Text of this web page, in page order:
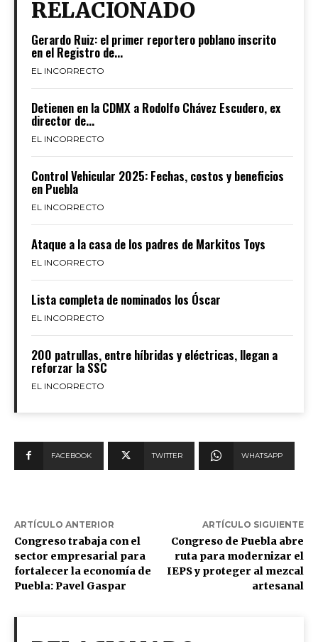
RELACIONADO
Gerardo Ruiz: el primer reportero poblano inscrito
en el Registro de...
EL INCORRECTO
Detienen en la CDMX a Rodolfo Chávez Escudero, ex
director de...
EL INCORRECTO
Control Vehicular 2025: Fechas, costos y beneficios
en Puebla
EL INCORRECTO
Ataque a la casa de los padres de Markitos Toys
EL INCORRECTO
Lista completa de nominados los Óscar
EL INCORRECTO
200 patrullas, entre híbridas y eléctricas, llegan a
reforzar la SSC
EL INCORRECTO
FACEBOOK TWITTER WHATSAPP
ARTÍCULO ANTERIOR
Congreso trabaja con el
sector empresarial para
fortalecer la economía de
Puebla: Pavel Gaspar
ARTÍCULO SIGUIENTE
Congreso de Puebla abre
ruta para modernizar el
IEPS y proteger al mezcal
artesanal